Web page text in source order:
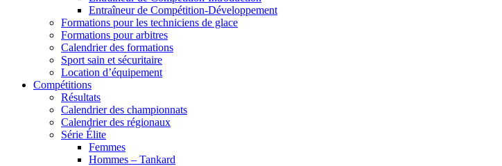
Entraîneur de Compétition-Développement
Formations pour les techniciens de glace
Formations pour arbitres
Calendrier des formations
Sport sain et sécuritaire
Location d’équipement
Compétitions
Résultats
Calendrier des championnats
Calendrier des régionaux
Série Élite
Femmes
Hommes – Tankard